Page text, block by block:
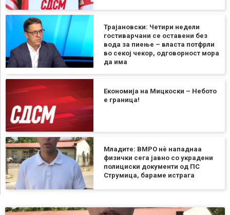
Трајановски: Четири недели
гостиварчани се оставени без
вода за пиење – власта потфрли
во секој чекор, одговорност мора
да има
Економија на Мицкоски – Небото
е граница!
Младите: ВМРО нè нападнаа
физички сега јавно со украдени
полициски документи од ПС
Струмица, бараме истрага